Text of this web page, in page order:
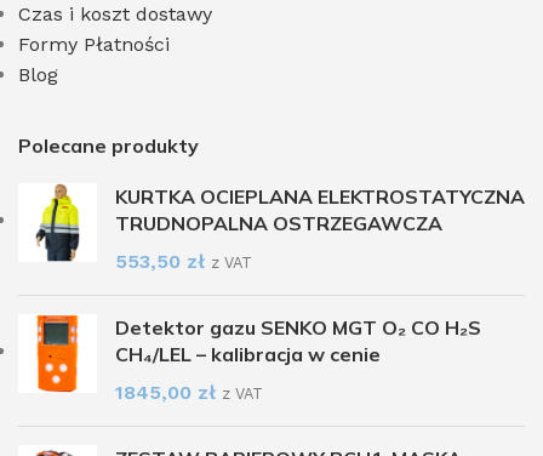
Czas i koszt dostawy
Formy Płatności
Blog
Polecane produkty
KURTKA OCIEPLANA ELEKTROSTATYCZNA
TRUDNOPALNA OSTRZEGAWCZA
553,50 zł z VAT
Detektor gazu SENKO MGT O₂ CO H₂S
CH₄/LEL – kalibracja w cenie
1845,00 zł z VAT